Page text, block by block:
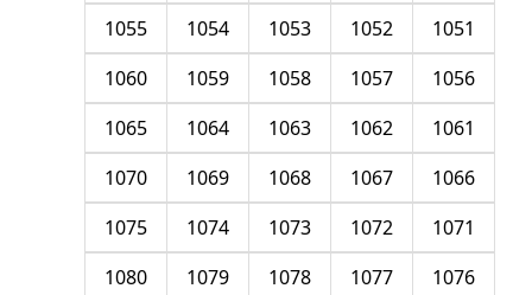
1051
1052
1053
1054
1055
1056
1057
1058
1059
1060
1061
1062
1063
1064
1065
1066
1067
1068
1069
1070
1071
1072
1073
1074
1075
1076
1077
1078
1079
1080